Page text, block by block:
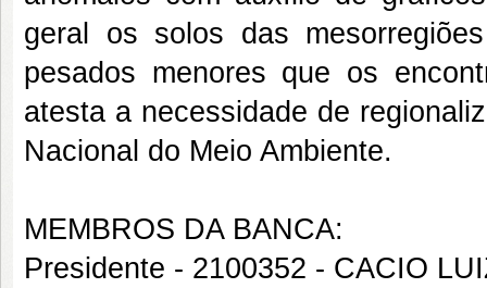
geral os solos das
pesados menores que os
atesta a necessidade de
Nacional do Meio Ambiente.
MEMBROS DA BANCA:
Presidente - 2100352 - CACIO